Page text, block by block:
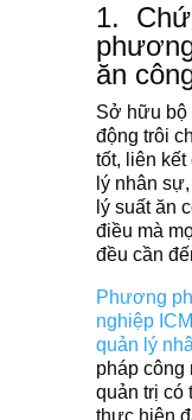
1.
ăn
Sở hữu bộ
động trôi
tốt, liên kết
lý nhân
lý suất ăn
điều mà
đều cần
Phương
nghiệp
quản lý
pháp công
quản trị có